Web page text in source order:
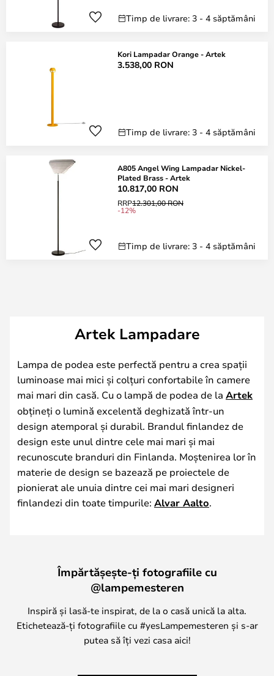
Timp de livrare: 3 - 4 săptămâni
Kori Lampadar Orange - Artek
3.538,00 RON
Timp de livrare: 3 - 4 săptămâni
A805 Angel Wing Lampadar Nickel-
Plated Brass - Artek
10.817,00 RON
RRP12.301,00 RON
-12%
Timp de livrare: 3 - 4 săptămâni
Artek Lampadare
Lampa de podea este perfectă pentru a crea spații
luminoase mai mici și colțuri confortabile în camere
mai mari din casă. Cu o lampă de podea de la Artek
obțineți o lumină excelentă deghizată într-un
design atemporal și durabil. Brandul finlandez de
design este unul dintre cele mai mari și mai
recunoscute branduri din Finlanda. Moștenirea lor în
materie de design se bazează pe proiectele de
pionierat ale unuia dintre cei mai mari designeri
finlandezi din toate timpurile: Alvar Aalto.
Împărtășește-ți fotografiile cu
@lampemesteren
Inspiră și lasă-te inspirat, de la o casă unică la alta.
Etichetează-ți fotografiile cu #yesLampemesteren și s-ar
putea să îți vezi casa aici!